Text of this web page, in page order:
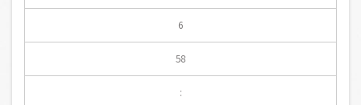
6
58
: